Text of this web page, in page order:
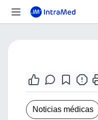
Noticias médicas